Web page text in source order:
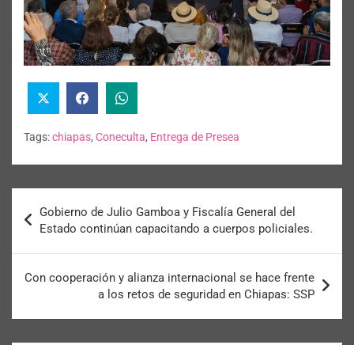
Tags:chiapas, Coneculta, Entrega de Presea
Gobierno de Julio Gamboa y Fiscalía General del
Estado continúan capacitando a cuerpos policiales.
Con cooperación y alianza internacional se hace frente
a los retos de seguridad en Chiapas: SSP